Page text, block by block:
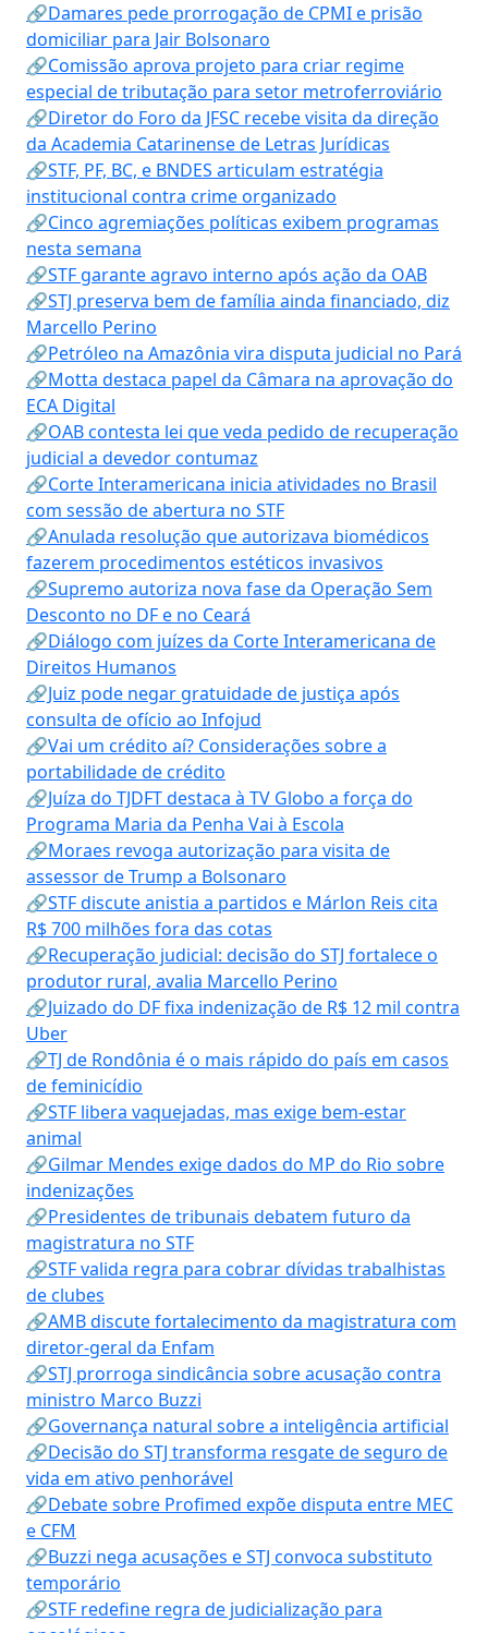
🔗Damares pede prorrogação de CPMI e prisão
domiciliar para Jair Bolsonaro
🔗Comissão aprova projeto para criar regime
especial de tributação para setor metroferroviário
🔗Diretor do Foro da JFSC recebe visita da direção
da Academia Catarinense de Letras Jurídicas
🔗STF, PF, BC, e BNDES articulam estratégia
institucional contra crime organizado
🔗Cinco agremiações políticas exibem programas
nesta semana
🔗STF garante agravo interno após ação da OAB
🔗STJ preserva bem de família ainda financiado, diz
Marcello Perino
🔗Petróleo na Amazônia vira disputa judicial no Pará
🔗Motta destaca papel da Câmara na aprovação do
ECA Digital
🔗OAB contesta lei que veda pedido de recuperação
judicial a devedor contumaz
🔗Corte Interamericana inicia atividades no Brasil
com sessão de abertura no STF
🔗Anulada resolução que autorizava biomédicos
fazerem procedimentos estéticos invasivos
🔗Supremo autoriza nova fase da Operação Sem
Desconto no DF e no Ceará
🔗Diálogo com juízes da Corte Interamericana de
Direitos Humanos
🔗Juiz pode negar gratuidade de justiça após
consulta de ofício ao Infojud
🔗Vai um crédito aí? Considerações sobre a
portabilidade de crédito
🔗Juíza do TJDFT destaca à TV Globo a força do
Programa Maria da Penha Vai à Escola
🔗Moraes revoga autorização para visita de
assessor de Trump a Bolsonaro
🔗STF discute anistia a partidos e Márlon Reis cita
R$ 700 milhões fora das cotas
🔗Recuperação judicial: decisão do STJ fortalece o
produtor rural, avalia Marcello Perino
🔗Juizado do DF fixa indenização de R$ 12 mil contra
Uber
🔗TJ de Rondônia é o mais rápido do país em casos
de feminicídio
🔗STF libera vaquejadas, mas exige bem-estar
animal
🔗Gilmar Mendes exige dados do MP do Rio sobre
indenizações
🔗Presidentes de tribunais debatem futuro da
magistratura no STF
🔗STF valida regra para cobrar dívidas trabalhistas
de clubes
🔗AMB discute fortalecimento da magistratura com
diretor-geral da Enfam
🔗STJ prorroga sindicância sobre acusação contra
ministro Marco Buzzi
🔗Governança natural sobre a inteligência artificial
🔗Decisão do STJ transforma resgate de seguro de
vida em ativo penhorável
🔗Debate sobre Profimed expõe disputa entre MEC
e CFM
🔗Buzzi nega acusações e STJ convoca substituto
temporário
🔗STF redefine regra de judicialização para